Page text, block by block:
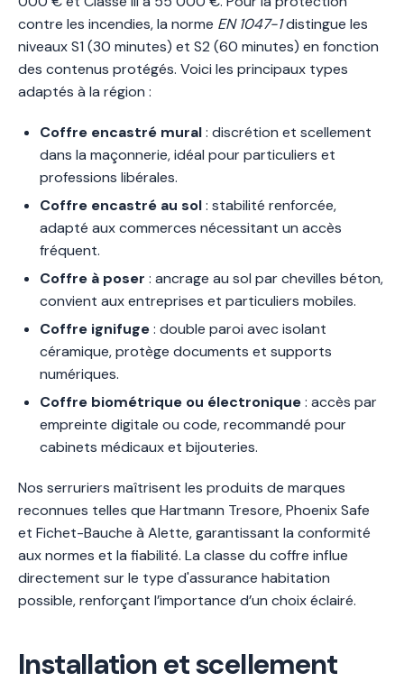
contre les incendies, la norme EN 1047-1distingue les
niveaux S1 (30 minutes) et S2 (60 minutes) en fonction
des contenus protégés. Voici les principaux types
adaptés à la région :
Coffre encastré mural: discrétion et scellement
dans la maçonnerie, idéal pour particuliers et
professions libérales.
Coffre encastré au sol: stabilité renforcée,
adapté aux commerces nécessitant un accès
fréquent.
Coffre à poser : ancrage au sol par chevilles béton,
convient aux entreprises et particuliers mobiles.
Coffre ignifuge: double paroi avec isolant
céramique, protège documents et supports
numériques.
Coffre biométrique ou électronique: accès par
empreinte digitale ou code, recommandé pour
cabinets médicaux et bijouteries.
Nos serruriers maîtrisent les produits de marques
reconnues telles que Hartmann Tresore, Phoenix Safe
et Fichet-Bauche à Alette, garantissant la conformité
aux normes et la fiabilité. La classe du coffre influe
directement sur le type d'assurance habitation
possible, renforçant l’importance d’un choix éclairé.
Installation et scellement